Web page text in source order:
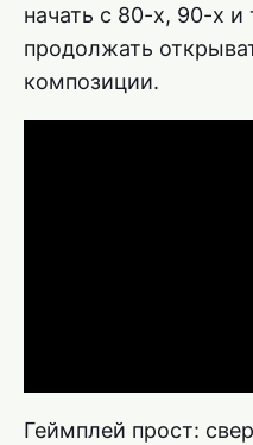
начать с 80-х, 90-х и
продолжать
композиции.
Геймплей прост: